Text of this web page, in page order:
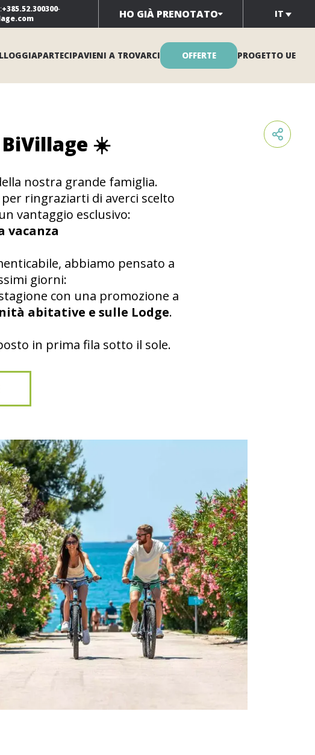
+385.52.300300-
HO GIÀ PRENOTATO IT
PARTECIPAVIENI A TROVARCI OFFERTE PROGETTO UE
☀️
nostra grande famiglia.
ringraziarti di averci scelto
vantaggio esclusivo:
vacanza
abbiamo pensato a
giorni:
con una promozione a
abitative e sulle Lodge.
in prima fila sotto il sole.